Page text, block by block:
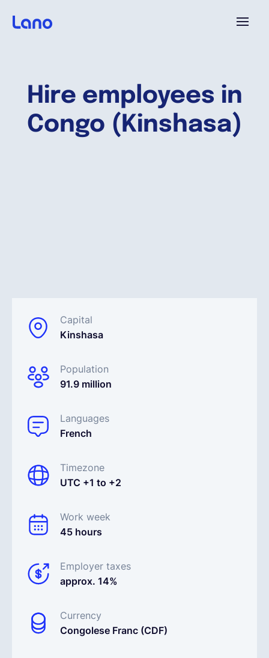
Hire employees in
Congo (Kinshasa)
Capital
Kinshasa
Population
91.9 million
Languages
French
Timezone
UTC +1 to +2
Work week
45 hours
Employer taxes
approx. 14%
Currency
Congolese Franc (CDF)
Pourquoi Lano?
Demander une démo
EOR & Payroll
Contractor Management